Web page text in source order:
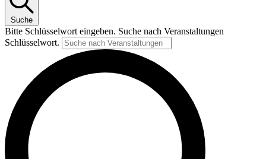
Suche
Bitte Schlüsselwort eingeben. Suche nach Veranstaltungen
Schlüsselwort.